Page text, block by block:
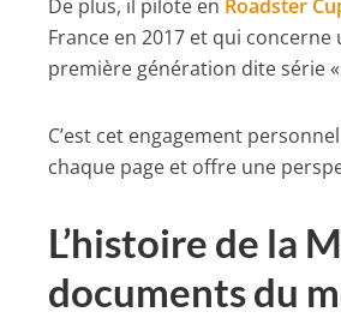
De plus, il pilote en Roadster
France en 2017 et qui
première génération dite série «
C’est cet engagement
chaque page et offre une
L’histoire de la
documents du